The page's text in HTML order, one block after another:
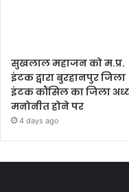
सुखलाल महाजन को म.प्र.
इंटक द्वारा बुरहानपुर जिला
इंटक कौंसिल का जिला
मनोनीत होने पर
4 days ago